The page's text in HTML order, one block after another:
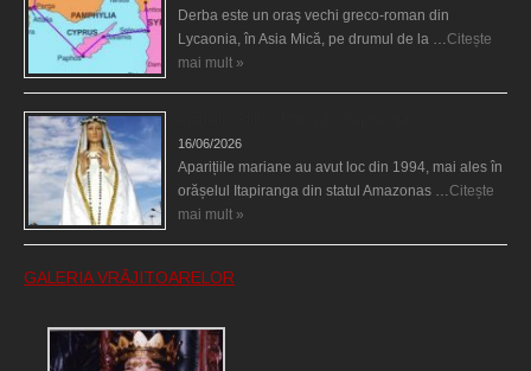
Derba este un oraş vechi greco-roman din
Lycaonia, în Asia Mică, pe drumul de la … Citește
mai mult »
16/06/2026
Aparițiile mariane au avut loc din 1994, mai ales în
orășelul Itapiranga din statul Amazonas … Citește
mai mult »
GALERIA VRĂJITOARELOR